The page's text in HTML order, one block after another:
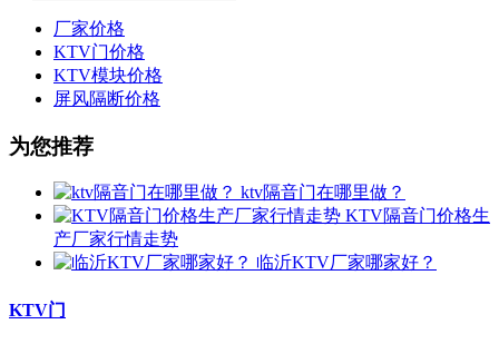
厂家价格
KTV门价格
KTV模块价格
屏风隔断价格
为您推荐
ktv隔音门在哪里做？
KTV隔音门价格生
产厂家行情走势
临沂KTV厂家哪家好？
KTV门